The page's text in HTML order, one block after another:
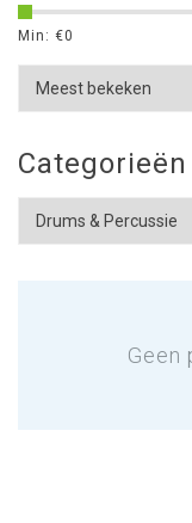
Min: €0
Categorieën
Geen